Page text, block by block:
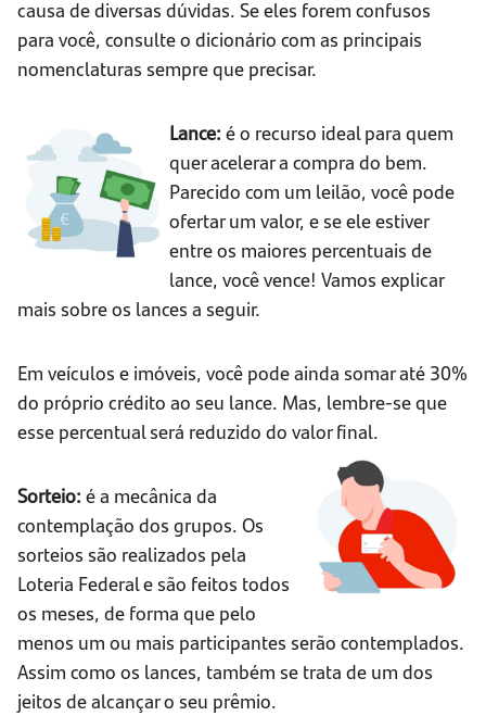
causa de diversas dúvidas. Se eles forem confusos
para você, consulte o dicionário com as principais
nomenclaturas sempre que precisar.
Lance: é o recurso ideal para quem
quer acelerar a compra do bem.
Parecido com um leilão, você pode
ofertar um valor, e se ele estiver
entre os maiores percentuais de
lance, você vence! Vamos explicar
mais sobre os lances a seguir.
Em veículos e imóveis, você pode ainda somar até 30%
do próprio crédito ao seu lance. Mas, lembre-se que
esse percentual será reduzido do valor final.
Sorteio: é a mecânica da
contemplação dos grupos. Os
sorteios são realizados pela
Loteria Federal e são feitos todos
os meses, de forma que pelo
menos um ou mais participantes serão contemplados.
Assim como os lances, também se trata de um dos
jeitos de alcançar o seu prêmio.